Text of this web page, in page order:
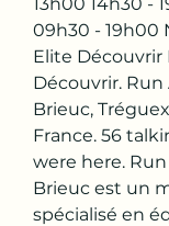
09h30 - 19h00
Elite Découvrir
Découvrir.
Brieuc,
France. 56
were here.
Brieuc est un
spécialisé en